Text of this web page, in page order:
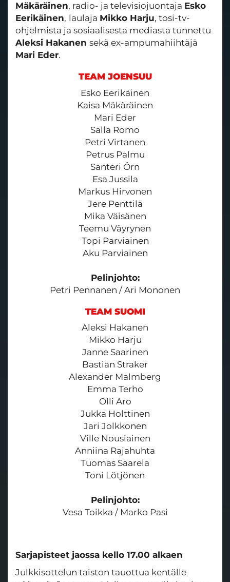
Mäkäräinen, radio- ja televisiojuontaja Esko
Eerikäinen, laulaja Mikko Harju, tosi-tv-
ohjelmista ja sosiaalisesta mediasta tunnettu
Aleksi Hakanen sekä ex-ampumahiihtäjä
Mari Eder.​​​​​​​
TEAM JOENSUU
Esko Eerikäinen
Kaisa Mäkäräinen
Mari Eder
Salla Romo
Petri Virtanen
Petrus Palmu
Santeri Örn
Esa Jussila
Markus Hirvonen
Jere Penttilä
Mika Väisänen
Teemu Väyrynen
Topi Parviainen
Aku Parviainen
Pelinjohto:
Petri Pennanen / Ari Mononen
TEAM SUOMI
Aleksi Hakanen
Mikko Harju
Janne Saarinen
Bastian Straker
Alexander Malmberg
Emma Terho
Olli Aro
Jukka Holttinen
Jari Jolkkonen
Ville Nousiainen
Anniina Rajahuhta
Tuomas Saarela
Toni Lötjönen
Pelinjohto:
Vesa Toikka / Marko Pasi
Sarjapisteet jaossa kello 17.00 alkaen
Julkkisottelun taiston tauottua kentälle